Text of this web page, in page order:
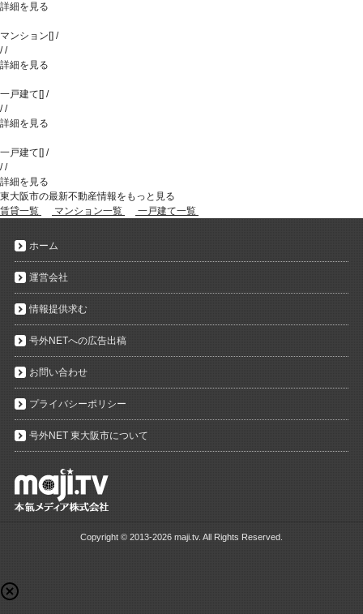
詳細を見る
マンション [] /
//
詳細を見る
一戸建て [] /
//
詳細を見る
一戸建て [] /
//
詳細を見る
東大阪市の最新不動産情報をもっと見る
賃貸一覧
マンション一覧 一戸建て一覧
ホーム
運営会社
情報提供求む
号外NETへの広告出稿
お問い合わせ
プライバシーポリシー
号外NET 東大阪市について
Copyright © 2013-2026 maji.tv. All Rights Reserved.